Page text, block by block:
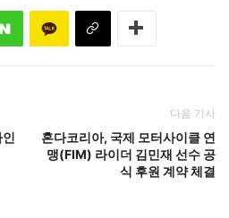
다음 기사
혼다코리아, 국제 모터사이클 연
맹(FIM) 라이더 김민재 선수 공
식 후원 계약 체결